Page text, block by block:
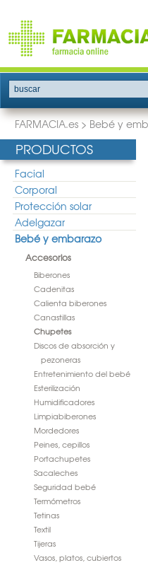
buscar
FARMACIA.es > Bebé y
PRODUCTOS
Facial
Corporal
Protección solar
Adelgazar
Bebé y embarazo
Accesorios
Biberones
Cadenitas
Calienta biberones
Canastillas
Chupetes
Discos de absorción y
pezoneras
Entretenimiento del bebé
Esterilización
Humidificadores
Limpiabiberones
Mordedores
Peines, cepillos
Portachupetes
Sacaleches
Seguridad bebé
Termómetros
Tetinas
Textil
Tijeras
Vasos, platos, cubiertos